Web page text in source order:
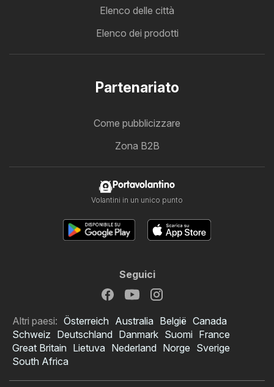
Elenco delle città
Elenco dei prodotti
Partenariato
Come pubblicizzare
Zona B2B
Portavolantino
Volantini in un unico punto
Seguici
Altri paesi: Österreich Australia België Canada
Schweiz Deutschland Danmark Suomi France
Great Britain Lietuva Nederland Norge Sverige
South Africa